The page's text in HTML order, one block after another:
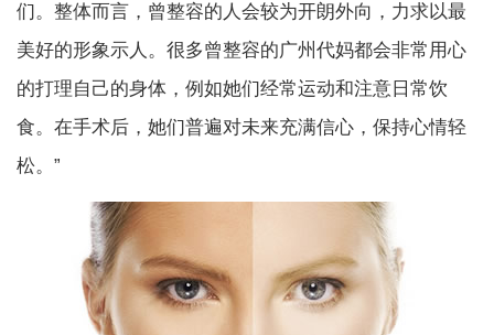
们。整体而言，曾整容的人会较为开朗外向，力求以最
美好的形象示人。很多曾整容的广州代妈都会非常用心
的打理自己的身体，例如她们经常运动和注意日常饮
食。在手术后，她们普遍对未来充满信心，保持心情轻
松。”